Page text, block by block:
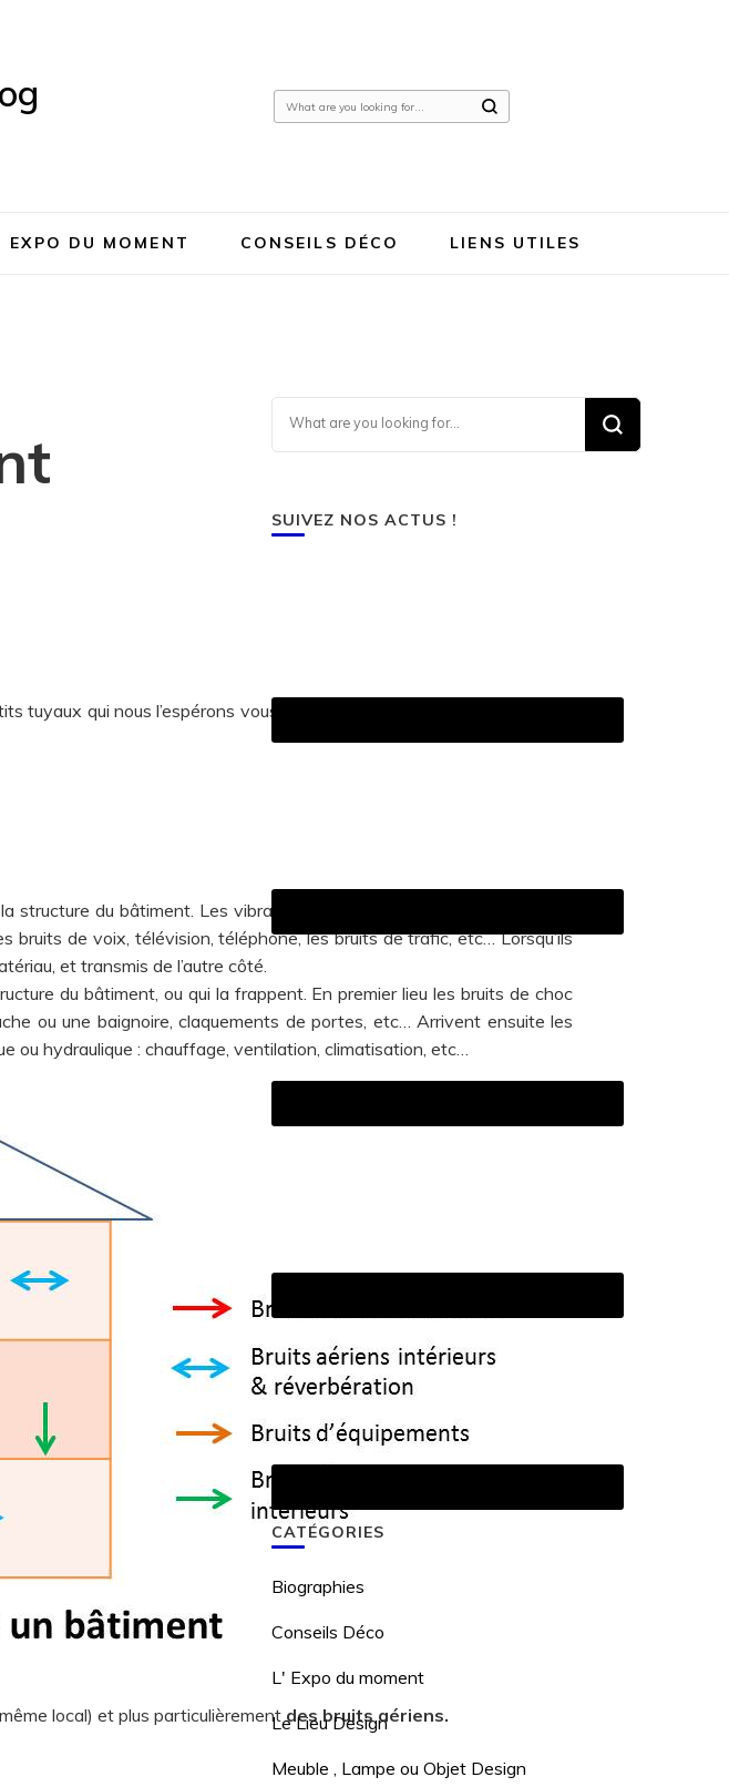
Looking
EXPO DU MOMENT CONSEILS DÉCO LIENS UTILES
tuyaux qui nous l’espérons vous permettront d’atténuer efficacement
structure du bâtiment. Les vibrations sonores naissent dans l’air et se
bruits de voix, télévision, téléphone, les bruits de trafic, etc… Lorsqu’ils
et transmis de l’autre côté.
du bâtiment, ou qui la frappent. En premier lieu les bruits de choc
ou une baignoire, claquements de portes, etc… Arrivent ensuite les
ou hydraulique : chauffage, ventilation, climatisation, etc…
local) et plus particulièrement des bruits aériens.
SUIVEZ NOS ACTUS !
CATÉGORIES
Biographies
Conseils Déco
L' Expo du moment
Le Lieu Design
Meuble , Lampe ou Objet Design